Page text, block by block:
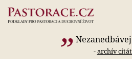
-archív